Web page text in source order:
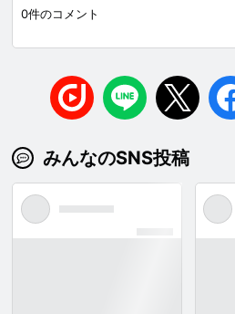
0件のコメント
みんなのSNS投稿